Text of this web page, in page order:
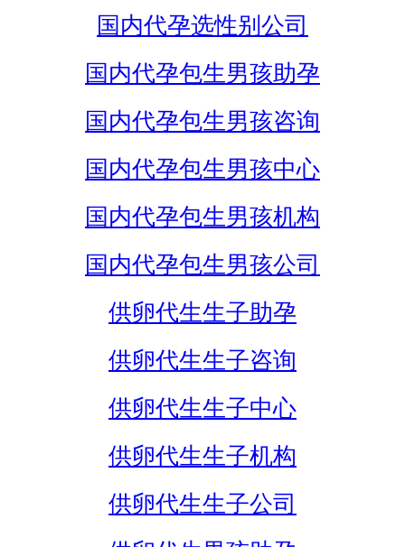
国内代孕选性别公司
国内代孕包生男孩助孕
国内代孕包生男孩咨询
国内代孕包生男孩中心
国内代孕包生男孩机构
国内代孕包生男孩公司
供卵代生生子助孕
供卵代生生子咨询
供卵代生生子中心
供卵代生生子机构
供卵代生生子公司